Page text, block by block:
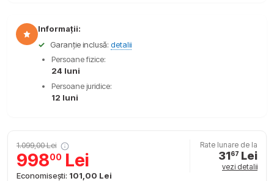
Informații:
✓
Garanție inclusă: detalii
Persoane fizice:
24 luni
Persoane juridice:
12 luni
1.099,00 Lei
99800 Lei
Economisești: 101,00 Lei
Rate lunare de la
3167 Lei
vezi detalii